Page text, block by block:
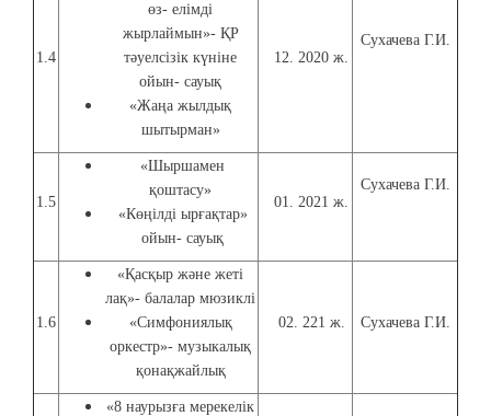
1.4
өз- елімді
жырлаймын»- ҚР
тәуелсізік күніне
ойын- сауық
«Жаңа жылдық
шытырман»
12. 2020 ж.
Сухачева Г.И.
1.5
«Шыршамен
қоштасу»
«Көңілді ырғақтар»
ойын- сауық
01. 2021 ж.
Сухачева Г.И.
1.6
«Қасқыр және жеті
лақ»- балалар мюзиклі
«Симфониялық
оркестр»- музыкалық
қонақжайлық
02. 221 ж. Сухачева Г.И.
«8 наурызға мерекелік